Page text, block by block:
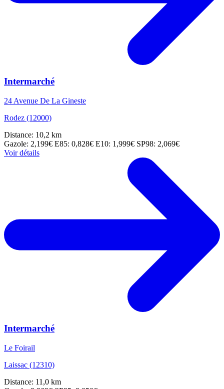
Intermarché
24 Avenue De La Gineste
Rodez (12000)
Distance: 10,2 km
Gazole: 2,199€ E85: 0,828€ E10: 1,999€ SP98: 2,069€
Voir détails
Intermarché
Le Foirail
Laissac (12310)
Distance: 11,0 km